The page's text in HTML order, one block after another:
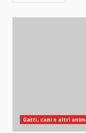
Gatti, cani e altri